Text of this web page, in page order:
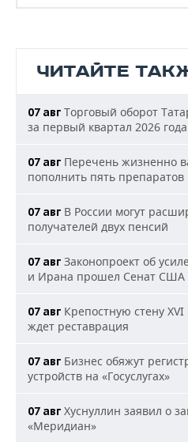
ЧИТАЙТЕ
07 авг Торговый оборот
за первый квартал 2026 года
07 авг Перечень жизненно
пополнить пять препаратов
07 авг В России могут
получателей двух пенсий
07 авг Законопроект об
и Ирана прошел Сенат США
07 авг Крепостную стену
ждет реставрация
07 авг Бизнес обяжут
устройств на «Госуслугах»
07 авг Хуснуллин заявил о
«Меридиан»